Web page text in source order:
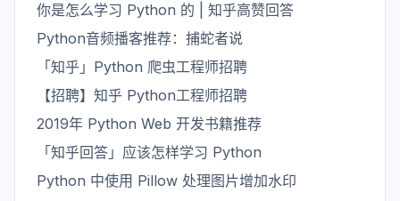
你是怎么学习 Python 的 | 知乎高赞回答
Python音频播客推荐：捕蛇者说
「知乎」Python 爬虫工程师招聘
【招聘】知乎 Python工程师招聘
2019年 Python Web 开发书籍推荐
「知乎回答」应该怎样学习 Python
Python 中使用 Pillow 处理图片增加水印